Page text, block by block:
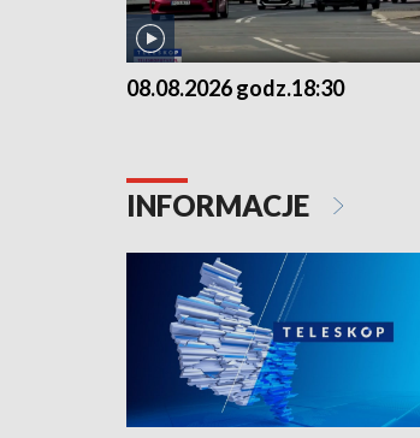
08.08.2026 godz.18:30
INFORMACJE